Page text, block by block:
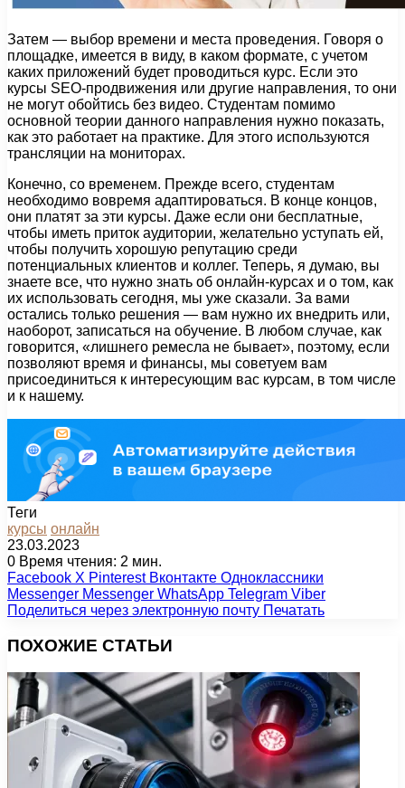
Затем — выбор времени и места проведения. Говоря о
площадке, имеется в виду, в каком формате, с учетом
каких приложений будет проводиться курс. Если это
курсы SEO-продвижения или другие направления, то они
не могут обойтись без видео. Студентам помимо
основной теории данного направления нужно показать,
как это работает на практике. Для этого используются
трансляции на мониторах.
Конечно, со временем. Прежде всего, студентам
необходимо вовремя адаптироваться. В конце концов,
они платят за эти курсы. Даже если они бесплатные,
чтобы иметь приток аудитории, желательно уступать ей,
чтобы получить хорошую репутацию среди
потенциальных клиентов и коллег. Теперь, я думаю, вы
знаете все, что нужно знать об онлайн-курсах и о том, как
их использовать сегодня, мы уже сказали. За вами
остались только решения — вам нужно их внедрить или,
наоборот, записаться на обучение. В любом случае, как
говорится, «лишнего ремесла не бывает», поэтому, если
позволяют время и финансы, мы советуем вам
присоединиться к интересующим вас курсам, в том числе
и к нашему.
Теги
курсы онлайн
23.03.2023
0 Время чтения: 2 мин.
Facebook X Pinterest Вконтакте Одноклассники
Messenger Messenger WhatsApp Telegram Viber
Поделиться через электронную почту Печатать
ПОХОЖИЕ СТАТЬИ